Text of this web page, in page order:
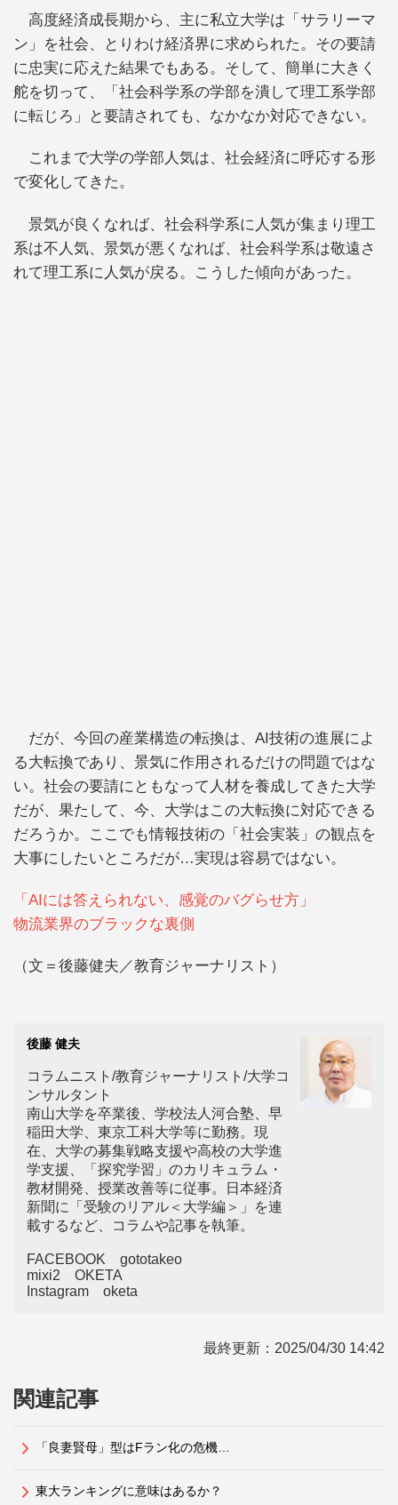
高度経済成長期から、主に私立大学は「サラリーマ
ン」を社会、とりわけ経済界に求められた。その要請
に忠実に応えた結果でもある。そして、簡単に大きく
舵を切って、「社会科学系の学部を潰して理工系学部
に転じろ」と要請されても、なかなか対応できない。
これまで大学の学部人気は、社会経済に呼応する形
で変化してきた。
景気が良くなれば、社会科学系に人気が集まり理工
系は不人気、景気が悪くなれば、社会科学系は敬遠さ
れて理工系に人気が戻る。こうした傾向があった。
だが、今回の産業構造の転換は、AI技術の進展によ
る大転換であり、景気に作用されるだけの問題ではな
い。社会の要請にともなって人材を養成してきた大学
だが、果たして、今、大学はこの大転換に対応できる
だろうか。ここでも情報技術の「社会実装」の観点を
大事にしたいところだが…実現は容易ではない。
「AIには答えられない、感覚のバグらせ方」
物流業界のブラックな裏側
（文＝後藤健夫／教育ジャーナリスト）
後藤 健夫
コラムニスト/教育ジャーナリスト/大学コ
ンサルタント
南山大学を卒業後、学校法人河合塾、早
稲田大学、東京工科大学等に勤務。現
在、大学の募集戦略支援や高校の大学進
学支援、「探究学習」のカリキュラム・
教材開発、授業改善等に従事。日本経済
新聞に「受験のリアル＜大学編＞」を連
載するなど、コラムや記事を執筆。
FACEBOOK gototakeo
mixi2 OKETA
Instagram oketa
最終更新： 2025/04/30 14:42
関連記事
「良妻賢母」型はFラン化の危機…
東大ランキングに意味はあるか？